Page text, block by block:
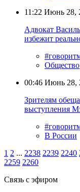
11:22 Июнь 28,
Адвокат
избежит
Общество
00:46 Июнь 28,
Зрителям
выступления
В России
1 2 ... 2238 2239 2240
2259 2260
Связь с эфиром